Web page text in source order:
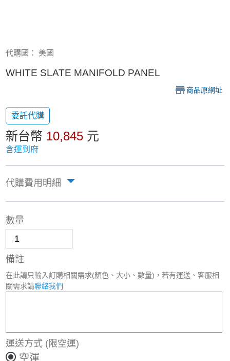
代購國： 美國
WHITE SLATE MANIFOLD PANEL
商品原網址
委託代購
新台幣 10,845 元
含運到府
代購費用明細
數量
備註
在此請只輸入訂購相關需求(顏色、大小、數量)，若有運送、客服相
關需求請聯絡我們
運送方式 (限空運)
空運